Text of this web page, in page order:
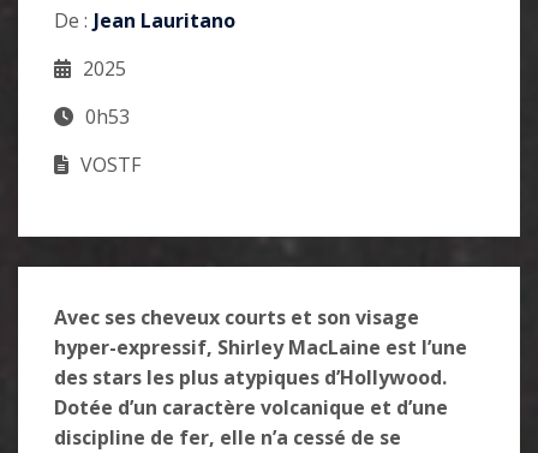
De : Jean Lauritano
2025
0h53
VOSTF
Avec ses cheveux courts et son visage
hyper-expressif, Shirley MacLaine est l’une
des stars les plus atypiques d’Hollywood.
Dotée d’un caractère volcanique et d’une
discipline de fer, elle n’a cessé de se